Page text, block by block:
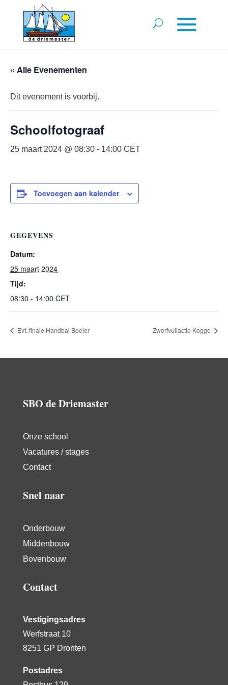
« Alle Evenementen
Dit evenement is voorbij.
Schoolfotograaf
25 maart 2024 @ 08:30 - 14:00 CET
Toevoegen aan kalender
GEGEVENS
Datum:
25 maart 2024
Tijd:
08:30 - 14:00 CET
Evt. finale Handbal Boeier Zwerfvuilactie Kogge
SBO de Driemaster
Onze school
Vacatures / stages
Contact
Snel naar
Onderbouw
Middenbouw
Bovenbouw
Contact
Vestigingsadres
Werfstraat 10
8251 GP Dronten
Postadres